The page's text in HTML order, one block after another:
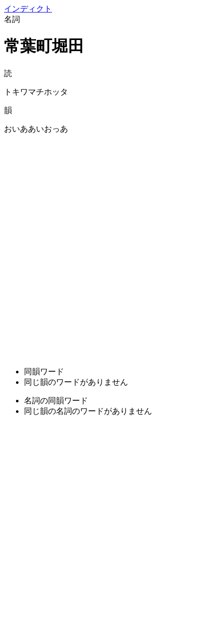
インディクト
名詞
常葉町堀田
読
トキワマチホッタ
韻
おいああいおっあ
同韻ワード
同じ韻のワードがありません
名詞の同韻ワード
同じ韻の名詞のワードがありません